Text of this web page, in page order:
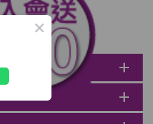
add
add